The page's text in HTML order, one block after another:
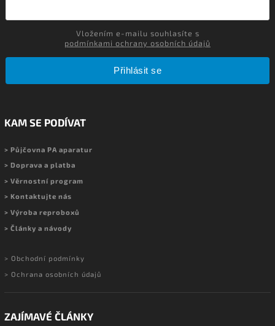
podmínkami ochrany osobních údajů
Přihlásit se
KAM SE PODÍVAT
> Půjčovna PA aparatur
> Doprava a platba
> Věrnostní program
> Kontaktujte nás
> Výroba reproboxů
> Články a návody
> Obchodní podmínky
> Ochrana osobních údajů
ZAJÍMAVÉ ČLÁNKY